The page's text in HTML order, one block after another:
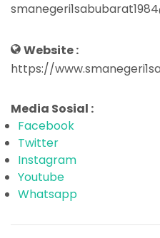
Website :
https://
Media Sosial :
Facebook
Twitter
Instagram
Youtube
Whatsapp